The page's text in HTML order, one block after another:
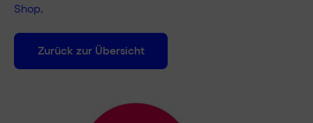
Shop.
Zurück zur Übersicht